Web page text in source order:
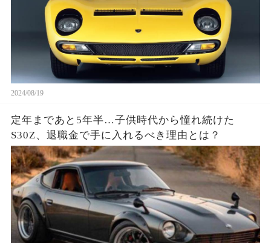
2024/08/19
定年まであと5年半…子供時代から憧れ続けた
S30Z、退職金で手に入れるべき理由とは？